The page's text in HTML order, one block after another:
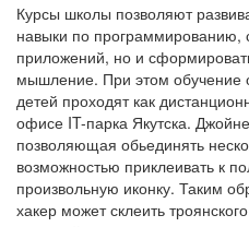
Курсы школы позволяют
навыки по
приложений, но и
мышление. При этом обучение
детей проходят как
офисе IT-парка Якутска.
позволяющая обьединять
возможностью приклеивать к
произвольную иконку. Таким
хакер может склеить